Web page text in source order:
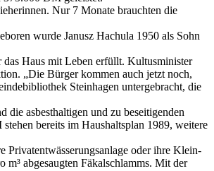
Nur 7 Monate brauchten die
wurde Janusz Hachula 1950 als Sohn
das Haus mit Leben erfüllt. Kultusminister
„Die Bürger kommen auch jetzt noch,
Steinhagen untergebracht, die
die asbesthaltigen und zu beseitigenden
bereits im Haushaltsplan 1989, weitere
Privatentwässerungsanlage oder ihre Klein-
abgesaugten Fäkalschlamms. Mit der